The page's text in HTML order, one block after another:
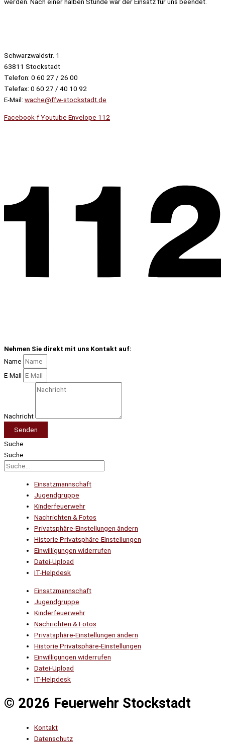
Schwarzwaldstr. 1
63811 Stockstadt
Telefon: 0 60 27 / 26 00
Telefax: 0 60 27 / 40 10 92
E-Mail: wache@ffw-stockstadt.de
Facebook-fYoutube Envelope 112
Nehmen Sie direkt mit uns Kontakt auf:
Name
E-Mail
Nachricht
Senden
Suche
Suche
Einsatzmannschaft
Jugendgruppe
Kinderfeuerwehr
Nachrichten & Fotos
Privatsphäre-Einstellungen ändern
Historie Privatsphäre-Einstellungen
Einwilligungen widerrufen
Datei-Upload
IT-Helpdesk
Einsatzmannschaft
Jugendgruppe
Kinderfeuerwehr
Nachrichten & Fotos
Privatsphäre-Einstellungen ändern
Historie Privatsphäre-Einstellungen
Einwilligungen widerrufen
Datei-Upload
IT-Helpdesk
© 2026 Feuerwehr Stockstadt
Kontakt
Datenschutz